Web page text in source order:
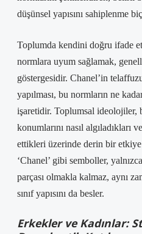
düşünsel yapısını sahiplenme
Toplumda kendini doğru ifade
normlara uyum sağlamak,
göstergesidir. Chanel’in
yapılması, bu normların ne
işaretidir. Toplumsal ideolojiler,
konumlarını nasıl algıladıkları
ettikleri üzerinde derin bir
‘Chanel’ gibi semboller,
parçası olmakla kalmaz, aynı
sınıf yapısını da besler.
Erkekler ve Kadınlar: